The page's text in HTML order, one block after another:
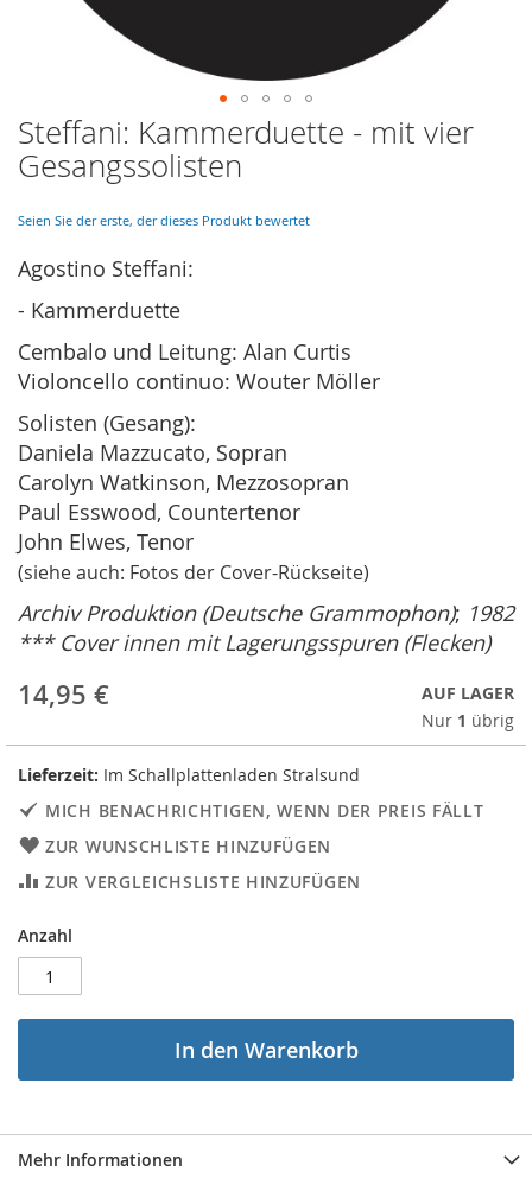
Skip
to
the
of
images
Steffani: Kammerduette - mit vier
Gesangssolisten
Seien Sie der erste, der dieses Produkt bewertet
Agostino Steffani:
- Kammerduette
Cembalo und Leitung: Alan Curtis
Violoncello continuo: Wouter Möller
Solisten (Gesang):
Daniela Mazzucato, Sopran
Carolyn Watkinson, Mezzosopran
Paul Esswood, Countertenor
John Elwes, Tenor
(siehe auch: Fotos der Cover-Rückseite)
Archiv Produktion (Deutsche Grammophon); 1982
*** Cover innen mit Lagerungsspuren (Flecken)
14,95 €
AUF LAGER
Nur 1 übrig
Lieferzeit: Im Schallplattenladen Stralsund
MICH BENACHRICHTIGEN, WENN DER PREIS FÄLLT
ZUR WUNSCHLISTE HINZUFÜGEN
ZUR VERGLEICHSLISTE HINZUFÜGEN
Anzahl
In den Warenkorb
Mehr Informationen